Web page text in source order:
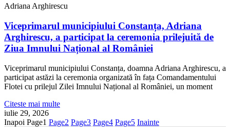
Adriana Arghirescu
Viceprimarul municipiului Constanța, Adriana
Arghirescu, a participat la ceremonia prilejuită de
Ziua Imnului Național al României
Viceprimarul municipiului Constanța, doamna Adriana Arghirescu, a
participat astăzi la ceremonia organizată în fața Comandamentului
Flotei cu prilejul Zilei Imnului Național al României, un moment
Citeste mai multe
iulie 29, 2026
Inapoi Page1 Page2 Page3 Page4 Page5 Inainte